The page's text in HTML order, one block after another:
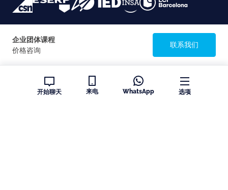
开始聊天 来电 WhatsApp 选项
企业团体课程
价格咨询
联系我们